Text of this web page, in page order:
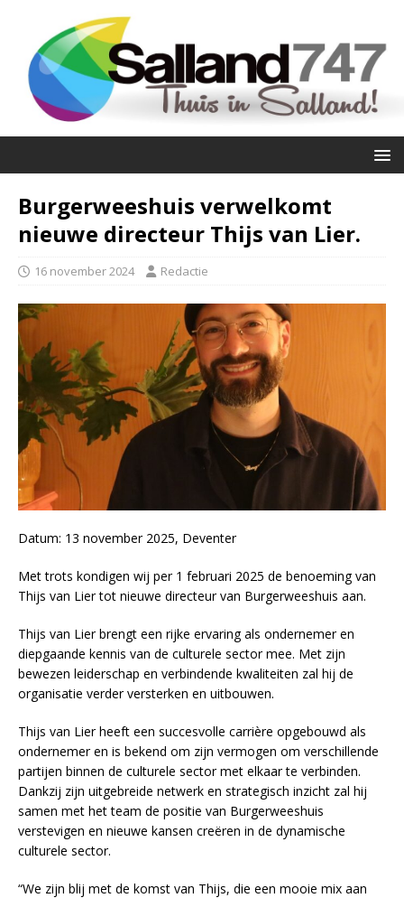
Burgerweeshuis verwelkomt
nieuwe directeur Thijs van Lier.
16 november 2024 Redactie
Datum: 13 november 2025, Deventer
Met trots kondigen wij per 1 februari 2025 de benoeming van
Thijs van Lier tot nieuwe directeur van Burgerweeshuis aan.
Thijs van Lier brengt een rijke ervaring als ondernemer en
diepgaande kennis van de culturele sector mee. Met zijn
bewezen leiderschap en verbindende kwaliteiten zal hij de
organisatie verder versterken en uitbouwen.
Thijs van Lier heeft een succesvolle carrière opgebouwd als
ondernemer en is bekend om zijn vermogen om verschillende
partijen binnen de culturele sector met elkaar te verbinden.
Dankzij zijn uitgebreide netwerk en strategisch inzicht zal hij
samen met het team de positie van Burgerweeshuis
verstevigen en nieuwe kansen creëren in de dynamische
culturele sector.
“We zijn blij met de komst van Thijs, die een mooie mix aan